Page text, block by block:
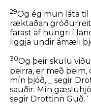
29Og ég mun láta til
ræktaðan
farast af hungri í
liggja undir ámæli
30Og þeir skulu
þeirra, er með þeim,
mín þjóð, _ segir
sauðir. Mín
segir Drottinn